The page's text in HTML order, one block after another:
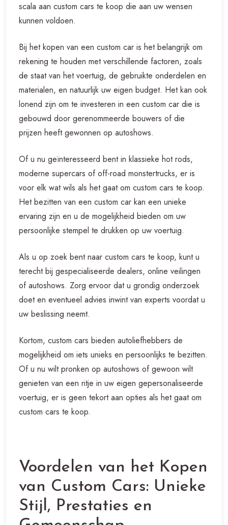
scala aan custom cars te koop die aan uw wensen
kunnen voldoen.
Bij het kopen van een custom car is het belangrijk om
rekening te houden met verschillende factoren, zoals
de staat van het voertuig, de gebruikte onderdelen en
materialen, en natuurlijk uw eigen budget. Het kan ook
lonend zijn om te investeren in een custom car die is
gebouwd door gerenommeerde bouwers of die
prijzen heeft gewonnen op autoshows.
Of u nu geïnteresseerd bent in klassieke hot rods,
moderne supercars of off-road monstertrucks, er is
voor elk wat wils als het gaat om custom cars te koop.
Het bezitten van een custom car kan een unieke
ervaring zijn en u de mogelijkheid bieden om uw
persoonlijke stempel te drukken op uw voertuig.
Als u op zoek bent naar custom cars te koop, kunt u
terecht bij gespecialiseerde dealers, online veilingen
of autoshows. Zorg ervoor dat u grondig onderzoek
doet en eventueel advies inwint van experts voordat u
uw beslissing neemt.
Kortom, custom cars bieden autoliefhebbers de
mogelijkheid om iets unieks en persoonlijks te bezitten.
Of u nu wilt pronken op autoshows of gewoon wilt
genieten van een ritje in uw eigen gepersonaliseerde
voertuig, er is geen tekort aan opties als het gaat om
custom cars te koop.
Voordelen van het Kopen
van Custom Cars: Unieke
Stijl, Prestaties en